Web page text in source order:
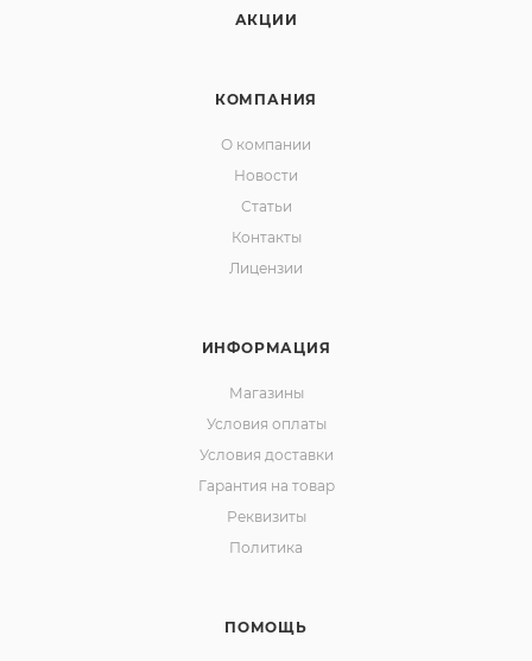
АКЦИИ
КОМПАНИЯ
О компании
Новости
Статьи
Контакты
Лицензии
ИНФОРМАЦИЯ
Магазины
Условия оплаты
Условия доставки
Гарантия на товар
Реквизиты
Политика
ПОМОЩЬ